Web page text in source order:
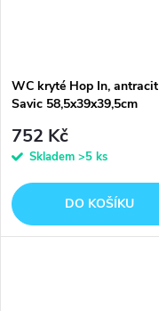
WC kryté Hop In, antracit
Savic 58,5x39x39,5cm
752 Kč
Skladem >5 ks
DO KOŠÍKU